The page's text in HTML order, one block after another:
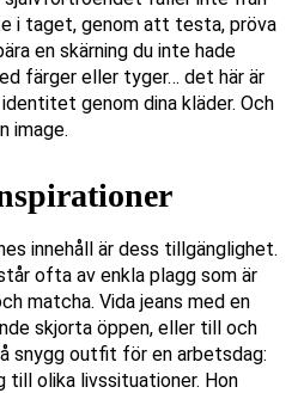
i taget, genom att testa, pröva
en skärning du inte hade
färger eller tyger… det här är
genom dina kläder. Och
image.
innehåll är dess tillgänglighet.
ofta av enkla plagg som är
matcha. Vida jeans med en
skjorta öppen, eller till och
snygg outfit för en arbetsdag:
till olika livssituationer. Hon